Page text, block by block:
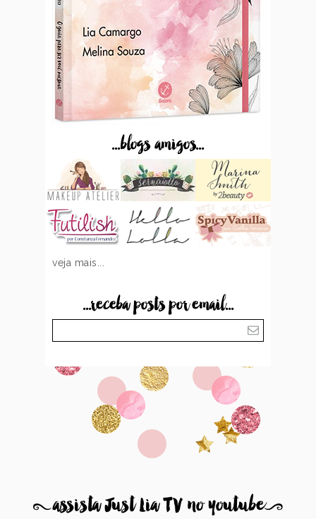
...blogs amigos...
veja mais...
...receba posts por email...
8assista Just Lia TV no youtube9